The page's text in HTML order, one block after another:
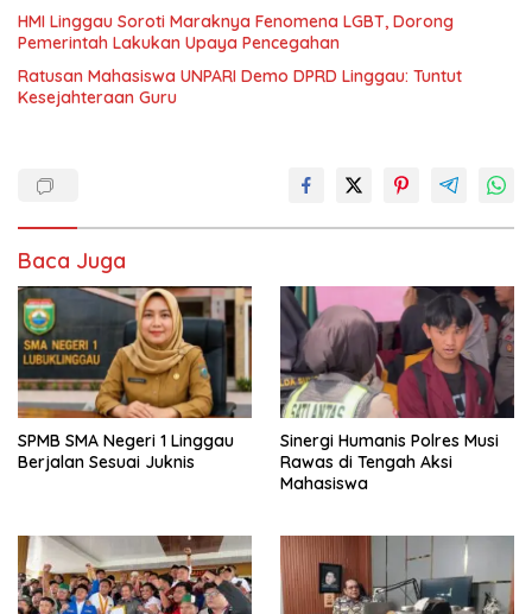
HMI Linggau Soroti Maraknya Fenomena LGBT, Dorong
Pemerintah Lakukan Upaya Pencegahan
Ratusan Mahasiswa UNPARI Demo DPRD Linggau: Tuntut
Kesejahteraan Guru
Baca Juga
SPMB SMA Negeri 1 Linggau
Berjalan Sesuai Juknis
Sinergi Humanis Polres Musi
Rawas di Tengah Aksi
Mahasiswa